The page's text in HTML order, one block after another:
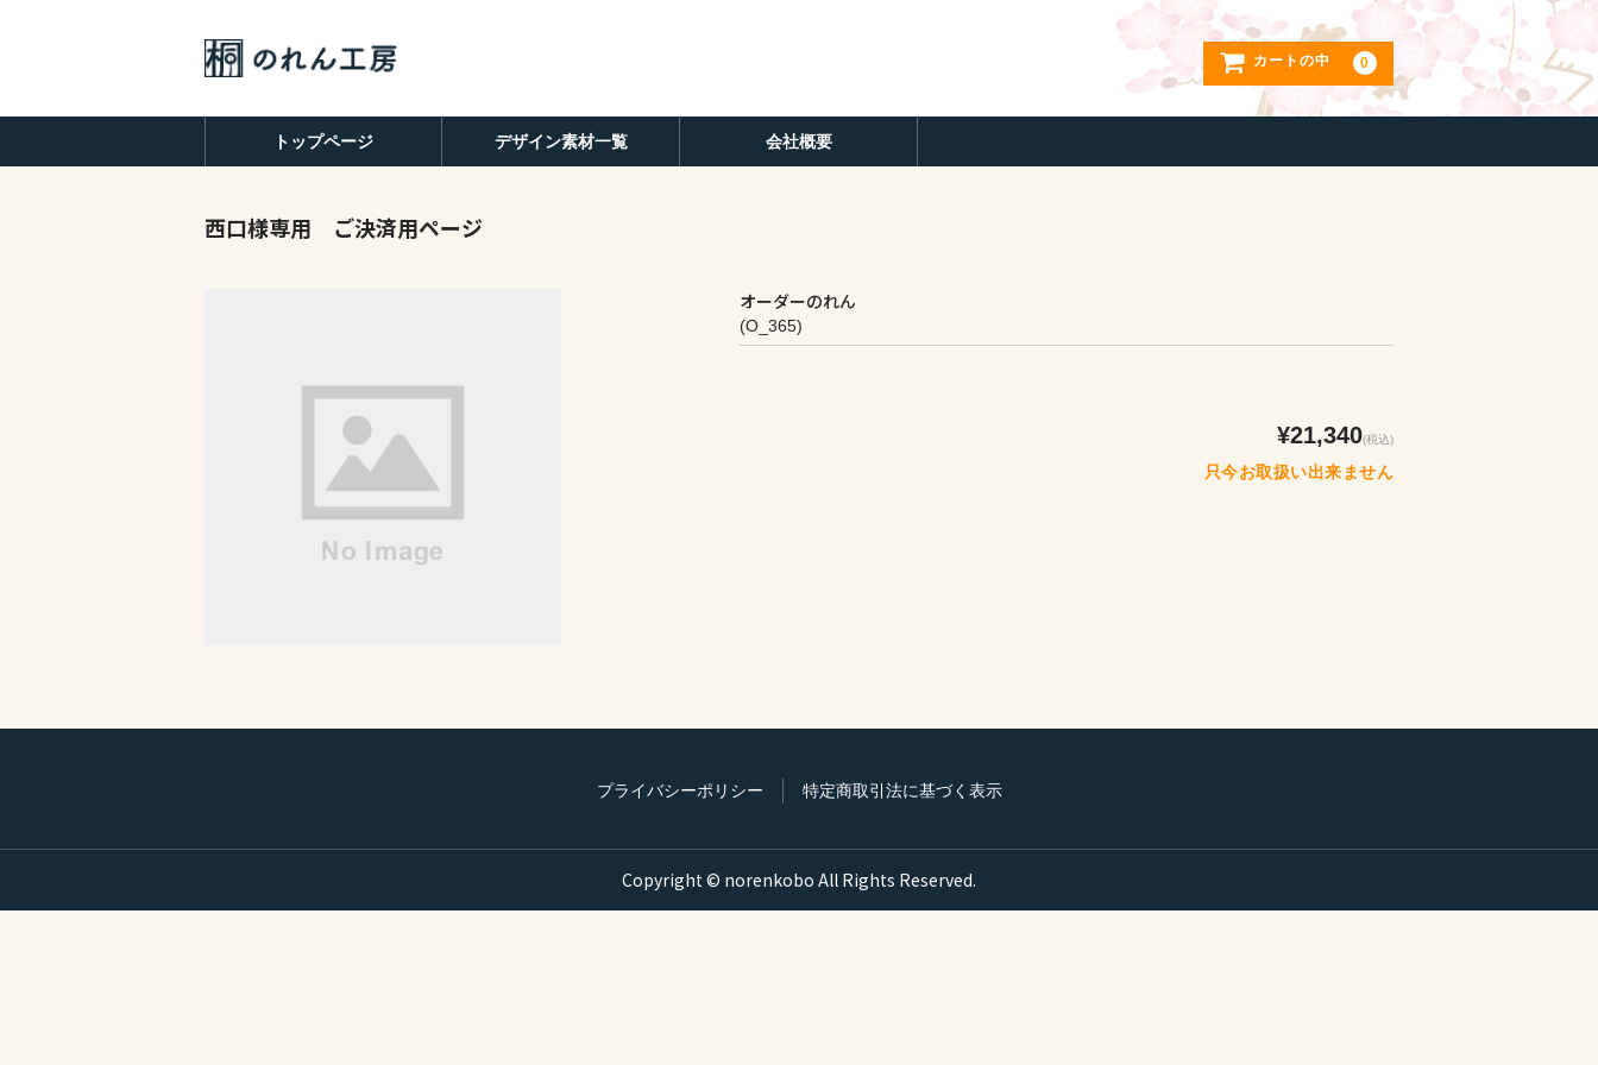
カートの中 0
トップページ デザイン素材一覧 会社概要
西口様専用 ご決済用ページ
オーダーのれん
(O_365)
¥21,340(税込)
只今お取扱い出来ません
プライバシーポリシー 特定商取引法に基づく表示
Copyright © norenkobo All Rights Reserved.